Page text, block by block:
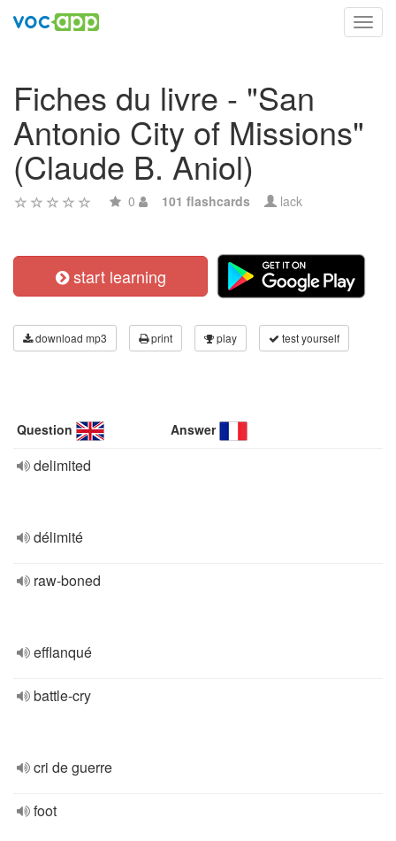
Fiches du livre - "San
Antonio City of Missions"
(Claude B. Aniol)
0 101 flashcards lack
start learning
download mp3 print play test yourself
Question Answer
delimited
délimité
raw-boned
efflanqué
battle-cry
cri de guerre
foot